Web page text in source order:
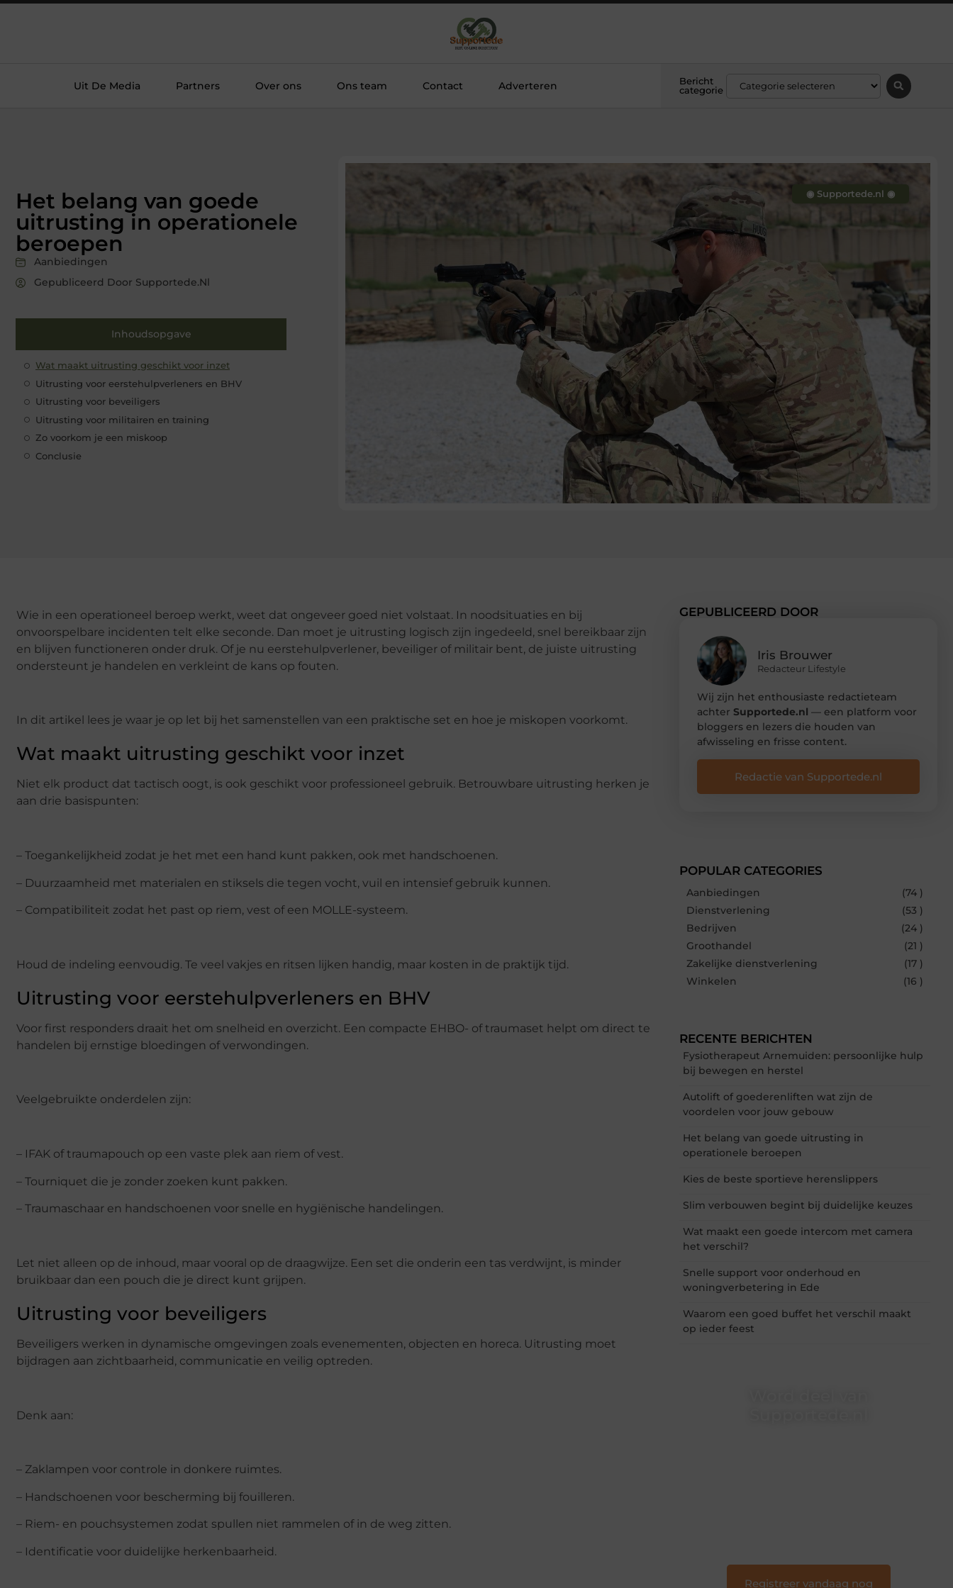
Uit De Media Partners Over ons Ons team Contact Adverteren
Bericht
categorie
Het belang van goede
uitrusting in operationele
beroepen
Aanbiedingen
Gepubliceerd Door Supportede.nl
Inhoudsopgave
Wat maakt uitrusting geschikt voor inzet
Uitrusting voor eerstehulpverleners en BHV
Uitrusting voor beveiligers
Uitrusting voor militairen en training
Zo voorkom je een miskoop
Conclusie
◉ Supportede.nl ◉
Wie in een operationeel beroep werkt, weet dat ongeveer goed niet volstaat. In noodsituaties en bij
onvoorspelbare incidenten telt elke seconde. Dan moet je uitrusting logisch zijn ingedeeld, snel bereikbaar zijn
en blijven functioneren onder druk. Of je nu eerstehulpverlener, beveiliger of militair bent, de juiste uitrusting
ondersteunt je handelen en verkleint de kans op fouten.
In dit artikel lees je waar je op let bij het samenstellen van een praktische set en hoe je miskopen voorkomt.
Wat maakt uitrusting geschikt voor inzet
Niet elk product dat tactisch oogt, is ook geschikt voor professioneel gebruik. Betrouwbare uitrusting herken je
aan drie basispunten:
– Toegankelijkheid zodat je het met een hand kunt pakken, ook met handschoenen.
– Duurzaamheid met materialen en stiksels die tegen vocht, vuil en intensief gebruik kunnen.
– Compatibiliteit zodat het past op riem, vest of een MOLLE-systeem.
Houd de indeling eenvoudig. Te veel vakjes en ritsen lijken handig, maar kosten in de praktijk tijd.
Uitrusting voor eerstehulpverleners en BHV
Voor first responders draait het om snelheid en overzicht. Een compacte EHBO- of traumaset helpt om direct te
handelen bij ernstige bloedingen of verwondingen.
Veelgebruikte onderdelen zijn:
– IFAK of traumapouch op een vaste plek aan riem of vest.
– Tourniquet die je zonder zoeken kunt pakken.
– Traumaschaar en handschoenen voor snelle en hygiënische handelingen.
Let niet alleen op de inhoud, maar vooral op de draagwijze. Een set die onderin een tas verdwijnt, is minder
bruikbaar dan een pouch die je direct kunt grijpen.
Uitrusting voor beveiligers
Beveiligers werken in dynamische omgevingen zoals evenementen, objecten en horeca. Uitrusting moet
bijdragen aan zichtbaarheid, communicatie en veilig optreden.
Denk aan:
– Zaklampen voor controle in donkere ruimtes.
– Handschoenen voor bescherming bij fouilleren.
– Riem- en pouchsystemen zodat spullen niet rammelen of in de weg zitten.
– Identificatie voor duidelijke herkenbaarheid.
GEPUBLICEERD DOOR
Iris Brouwer
Redacteur Lifestyle
Wij zijn het enthousiaste redactieteam
achter Supportede.nl — een platform voor
bloggers en lezers die houden van
afwisseling en frisse content.
Redactie van Supportede.nl
POPULAR CATEGORIES
Aanbiedingen
(74 )
Dienstverlening
(53 )
Bedrijven
(24 )
Groothandel
(21 )
Zakelijke dienstverlening
(17 )
Winkelen
(16 )
RECENTE BERICHTEN
Fysiotherapeut Arnemuiden: persoonlijke hulp
bij bewegen en herstel
Autolift of goederenliften wat zijn de
voordelen voor jouw gebouw
Het belang van goede uitrusting in
operationele beroepen
Kies de beste sportieve herenslippers
Slim verbouwen begint bij duidelijke keuzes
Wat maakt een goede intercom met camera
het verschil?
Snelle support voor onderhoud en
woningverbetering in Ede
Waarom een goed buffet het verschil maakt
op ieder feest
Registreer vandaag nog